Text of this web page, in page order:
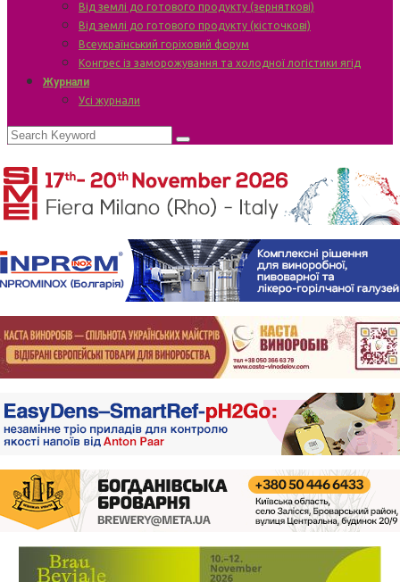
Від землі до готового продукту (зерняткові)
Від землі до готового продукту (кісточкові)
Всеукраїнський горіховий форум
Конгрес із заморожування та холодної логістики ягід
Журнали
Усі журнали